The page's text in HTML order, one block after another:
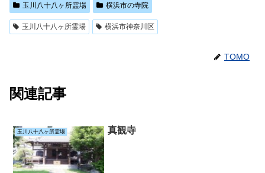
玉川八十八ヶ所霊場 横浜市の寺院
玉川八十八ヶ所霊場 横浜市神奈川区
TOMO
関連記事
玉川八十八ヶ所霊場 真観寺